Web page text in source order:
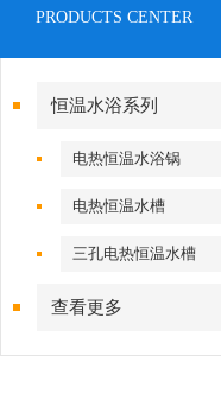
PRODUCTS CENTER
恒温水浴系列
电热恒温水浴锅
电热恒温水槽
三孔电热恒温水槽
查看更多